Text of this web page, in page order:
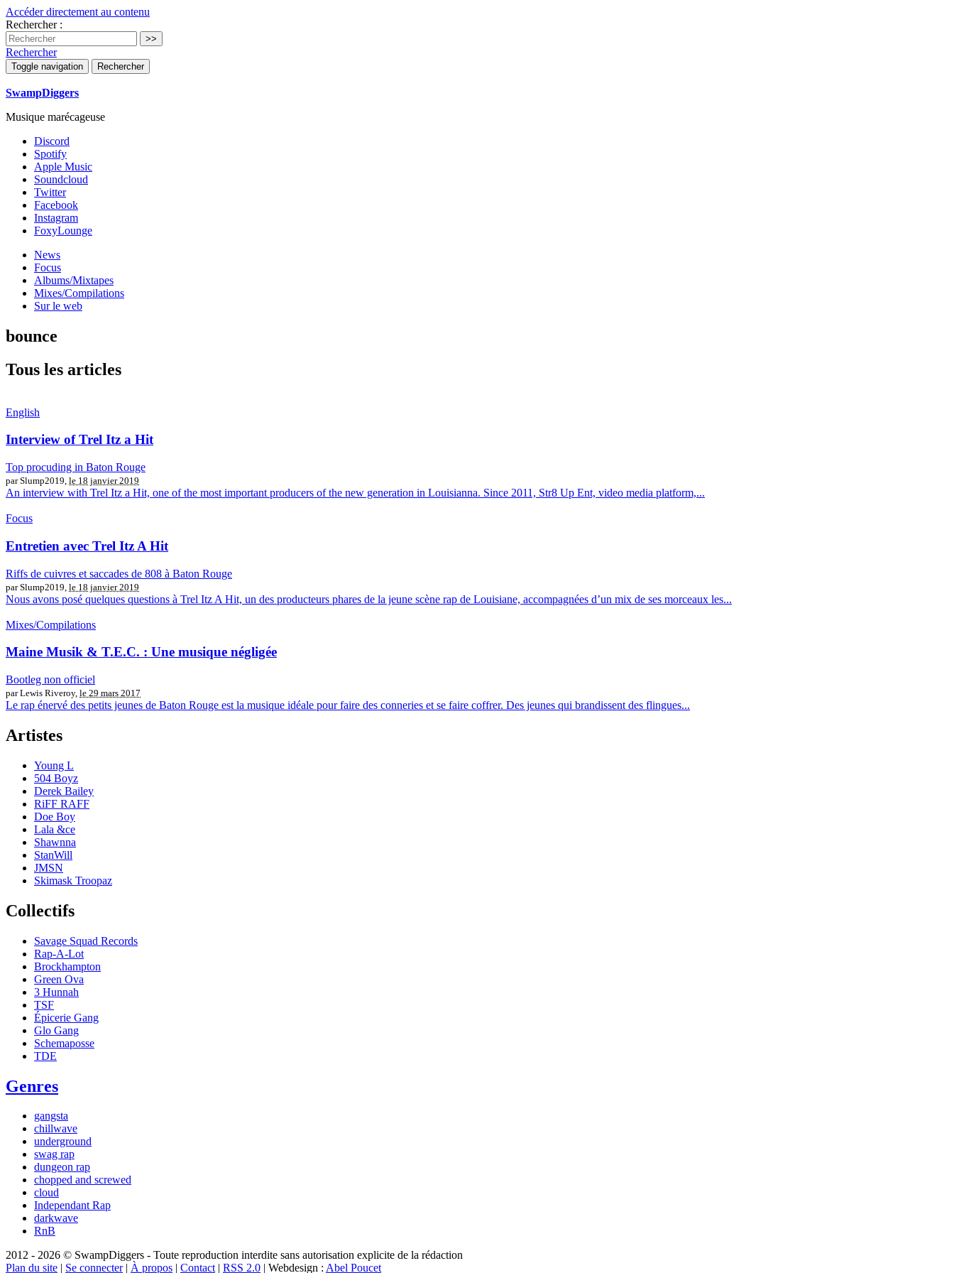
Accéder directement au contenu
Rechercher :
Rechercher
Toggle navigation Rechercher
SwampDiggers
Musique marécageuse
Discord
Spotify
Apple Music
Soundcloud
Twitter
Facebook
Instagram
FoxyLounge
News
Focus
Albums/Mixtapes
Mixes/Compilations
Sur le web
bounce
Tous les articles
English
Interview of Trel Itz a Hit
Top procuding in Baton Rouge
par Slump2019, le 18 janvier 2019
An interview with Trel Itz a Hit, one of the most important producers of the new generation in Louisianna. Since 2011, Str8 Up Ent, video media platform,...
Focus
Entretien avec Trel Itz A Hit
Riffs de cuivres et saccades de 808 à Baton Rouge
par Slump2019, le 18 janvier 2019
Nous avons posé quelques questions à Trel Itz A Hit, un des producteurs phares de la jeune scène rap de Louisiane, accompagnées d’un mix de ses morceaux les...
Mixes/Compilations
Maine Musik & T.E.C. : Une musique négligée
Bootleg non officiel
par Lewis Riveroy, le 29 mars 2017
Le rap énervé des petits jeunes de Baton Rouge est la musique idéale pour faire des conneries et se faire coffrer. Des jeunes qui brandissent des flingues...
Artistes
Young L
504 Boyz
Derek Bailey
RiFF RAFF
Doe Boy
Lala &ce
Shawnna
StanWill
JMSN
Skimask Troopaz
Collectifs
Savage Squad Records
Rap-A-Lot
Brockhampton
Green Ova
3 Hunnah
TSF
Épicerie Gang
Glo Gang
Schemaposse
TDE
Genres
gangsta
chillwave
underground
swag rap
dungeon rap
chopped and screwed
cloud
Independant Rap
darkwave
RnB
2012 - 2026 © SwampDiggers - Toute reproduction interdite sans autorisation explicite de la rédaction
Plan du site
Se connecter| À propos Contact| RSS 2.0 | Webdesign : Abel Poucet